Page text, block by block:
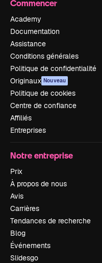
Commencer
Academy
Documentation
Assistance
Conditions générales
Politique de confidentialité
Originaux Nouveau
Politique de cookies
Centre de confiance
Affiliés
Entreprises
Notre entreprise
Prix
À propos de nous
Avis
Carrières
Tendances de recherche
Blog
Événements
Slidesgo